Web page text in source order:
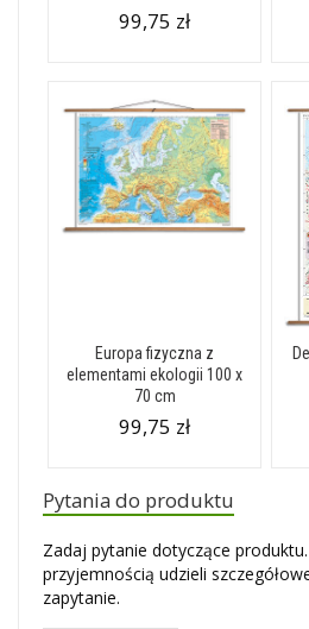
99,75 zł
Europa fizyczna z
elementami ekologii 100 x
70 cm
99,75 zł
Pytania do produktu
Zadaj pytanie dotyczące
przyjemnością udzieli
zapytanie.